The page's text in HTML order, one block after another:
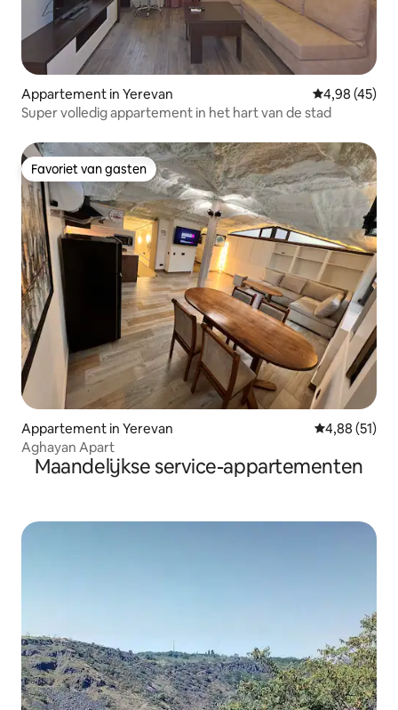
Appartement in Yerevan Gemiddelde
4,98 (45)
Super volledig appartement in het hart van de stad
Favoriet van gasten
Favoriet van gasten
Appartement in Yerevan Gemiddelde
4,88 (51)
Aghayan Apart
Maandelijkse service-appartementen